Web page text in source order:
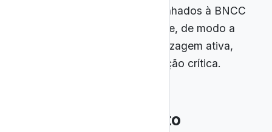
ao ensino de Astronomia, alinhados à BNCC
e mediados pedagogicamente, de modo a
favorecer práticas de aprendizagem ativa,
letramento científico e formação crítica.
2. Desenvolvimento